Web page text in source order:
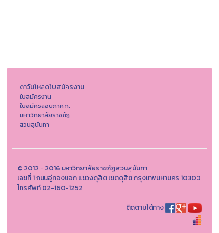
ดาว์นโหลดใบสมัครงาน
ใบสมัครงาน
ใบสมัครสอบภาค ก.
มหาวิทยาลัยราชภัฏ
สวนสุนันทา
© 2012 - 2016 มหาวิทยาลัยราชภัฏสวนสุนันทา
เลขที่ 1 ถนนอู่ทองนอก แขวงดุสิต เขตดุสิต กรุงเทพมหานคร 10300
โทรศัพท์ 02-160-1252
ติดตามได้ทาง